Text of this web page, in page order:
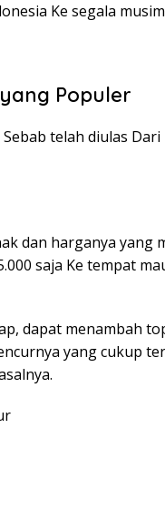
Ke segala
Populer
telah diulas
dan harganya yang
saja Ke tempat
dapat menambah
yang cukup